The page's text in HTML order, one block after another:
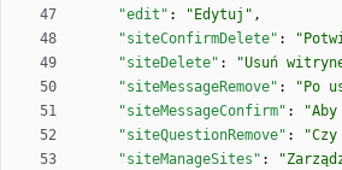
"edit" : "Edytuj" ,
"siteConfirmDelete" :
"siteDelete" : "Usuń
"siteMessageRemove" : "Po
"siteMessageConfirm" :
"siteQuestionRemove" :
"siteManageSites" :